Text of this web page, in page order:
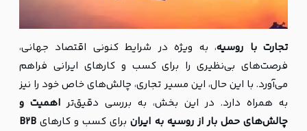
تجارت با روسیه، به ویژه در شرایط کنونی اقتصاد جهانی،
فرصت‌های بی‌نظیری را برای کسب و کارهای ایرانی فراهم
می‌آورد. با این حال، این مسیر تجاری، چالش‌های خاص خود را نیز
به همراه دارد. در این بخش، به بررسی دقیق‌تر اهمیت و
چالش‌های حمل بار از روسیه به ایرانبرای کسب و کارهای B2B